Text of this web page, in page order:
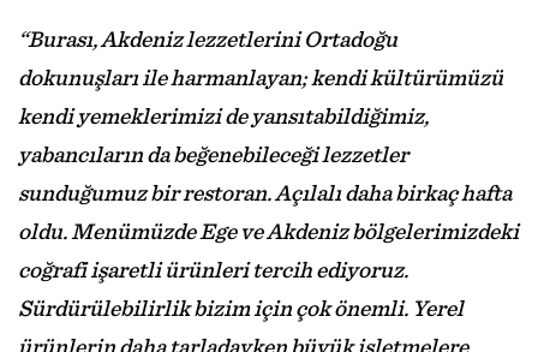
“Burası, Akdeniz lezzetlerini Ortadoğu
dokunuşları ile harmanlayan; kendi kültürümüzü
kendi yemeklerimizi de yansıtabildiğimiz,
yabancıların da beğenebileceği lezzetler
sunduğumuz bir restoran. Açılalı daha birkaç hafta
oldu. Menümüzde Ege ve Akdeniz bölgelerimizdeki
coğrafi işaretli ürünleri tercih ediyoruz.
Sürdürülebilirlik bizim için çok önemli. Yerel